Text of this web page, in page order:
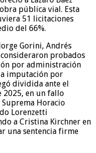
pública vial. Esta
51 licitaciones
del 66%.
Gorini, Andrés
probados
por administración
imputación por
dividida ante el
2025, en un fallo
Horacio
Lorenzetti
a Cristina Kirchner en
una sentencia firme